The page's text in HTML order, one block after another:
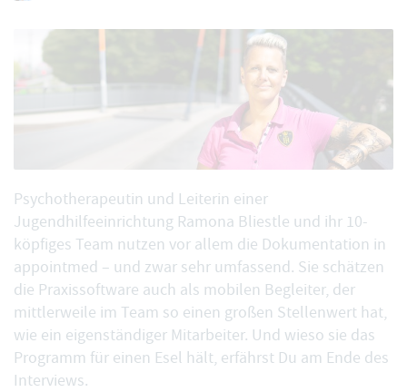
Psychotherapeutin und Leiterin einer
Jugendhilfeeinrichtung Ramona Bliestle und ihr 10-
köpfiges Team nutzen vor allem die Dokumentation in
appointmed – und zwar sehr umfassend. Sie schätzen
die Praxissoftware auch als mobilen Begleiter, der
mittlerweile im Team so einen großen Stellenwert hat,
wie ein eigenständiger Mitarbeiter. Und wieso sie das
Programm für einen Esel hält, erfährst Du am Ende des
Interviews.